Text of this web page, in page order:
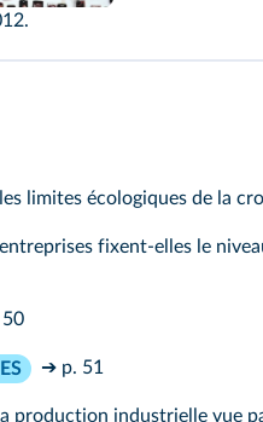
limites écologiques de la
fixent-elles le
➔ p. 51
production industrielle vue